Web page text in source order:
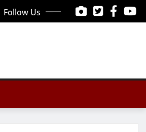
Follow Us